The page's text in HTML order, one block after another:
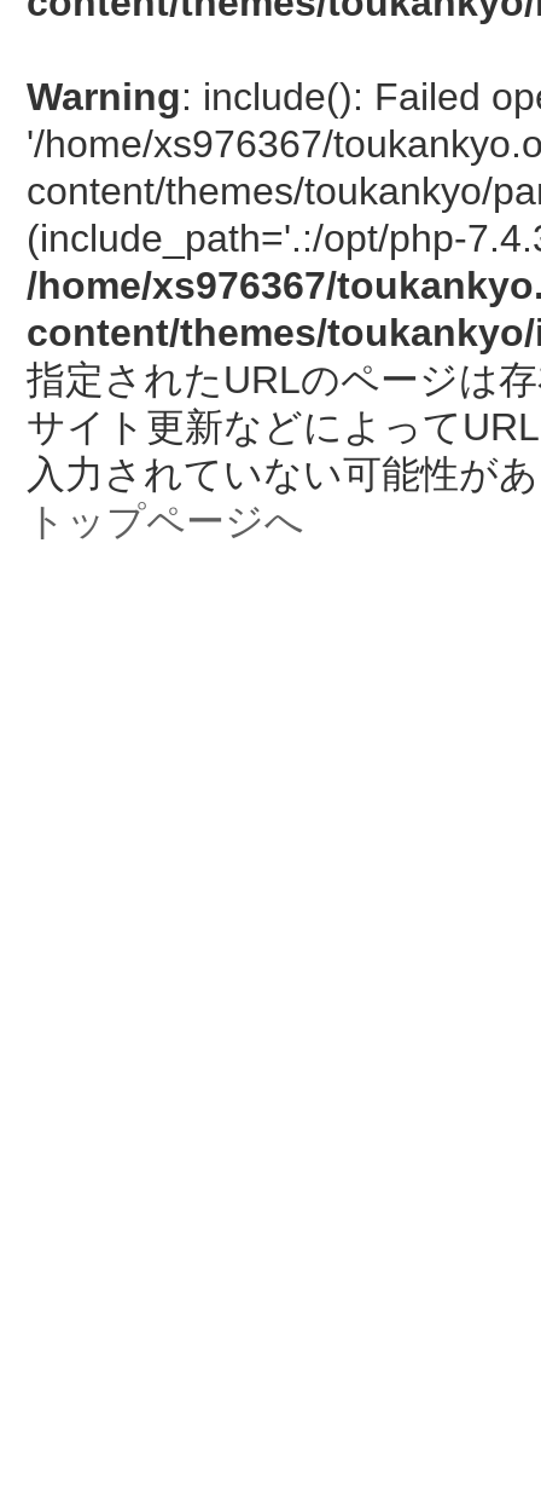
Warning: include(): Failed
'/home/xs976367/
content/themes/toukankyo/
(include_path='.:/opt/php-
/home/xs976367/
content/themes/
指定されたURLのページは
サイト更新などによって
入力されていない可能性が
トップページへ